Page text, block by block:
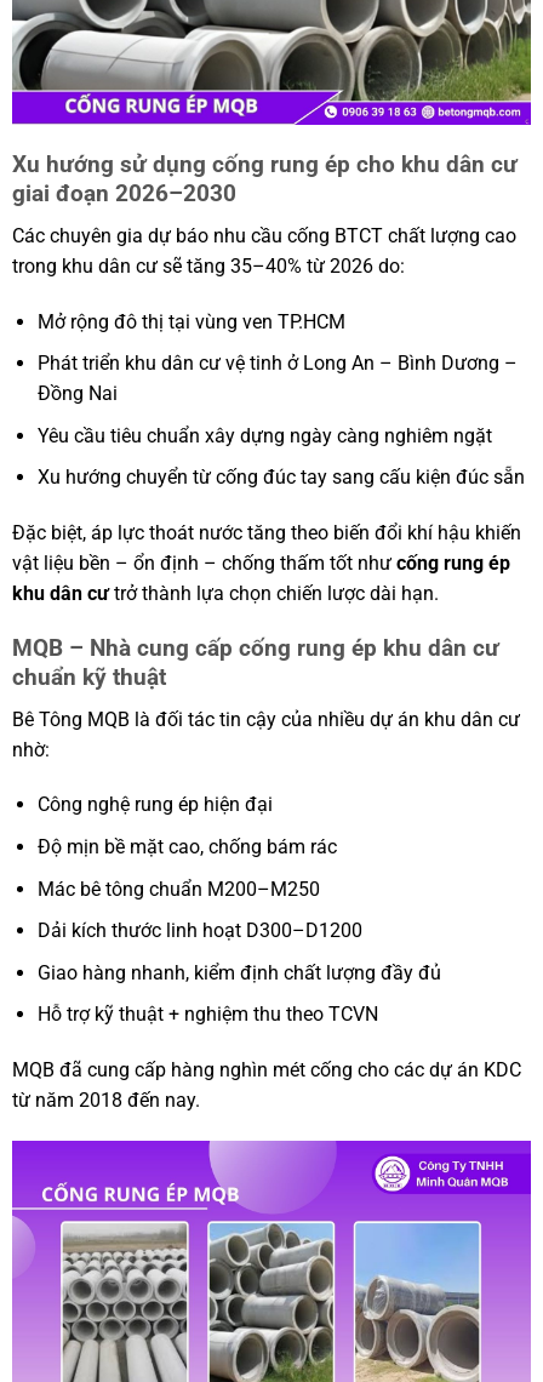
Xu hướng sử dụng cống rung ép cho khu dân cư
giai đoạn 2026–2030
Các chuyên gia dự báo nhu cầu cống BTCT chất lượng cao
trong khu dân cư sẽ tăng 35–40% từ 2026 do:
Mở rộng đô thị tại vùng ven TP.HCM
Phát triển khu dân cư vệ tinh ở Long An – Bình Dương –
Đồng Nai
Yêu cầu tiêu chuẩn xây dựng ngày càng nghiêm ngặt
Xu hướng chuyển từ cống đúc tay sang cấu kiện đúc sẵn
Đặc biệt, áp lực thoát nước tăng theo biến đổi khí hậu khiến
vật liệu bền – ổn định – chống thấm tốt như cống rung ép
khu dân cưtrở thành lựa chọn chiến lược dài hạn.
MQB – Nhà cung cấp cống rung ép khu dân cư
chuẩn kỹ thuật
Bê Tông MQB là đối tác tin cậy của nhiều dự án khu dân cư
nhờ:
Công nghệ rung ép hiện đại
Độ mịn bề mặt cao, chống bám rác
Mác bê tông chuẩn M200–M250
Dải kích thước linh hoạt D300–D1200
Giao hàng nhanh, kiểm định chất lượng đầy đủ
Hỗ trợ kỹ thuật + nghiệm thu theo TCVN
MQB đã cung cấp hàng nghìn mét cống cho các dự án KDC
từ năm 2018 đến nay.